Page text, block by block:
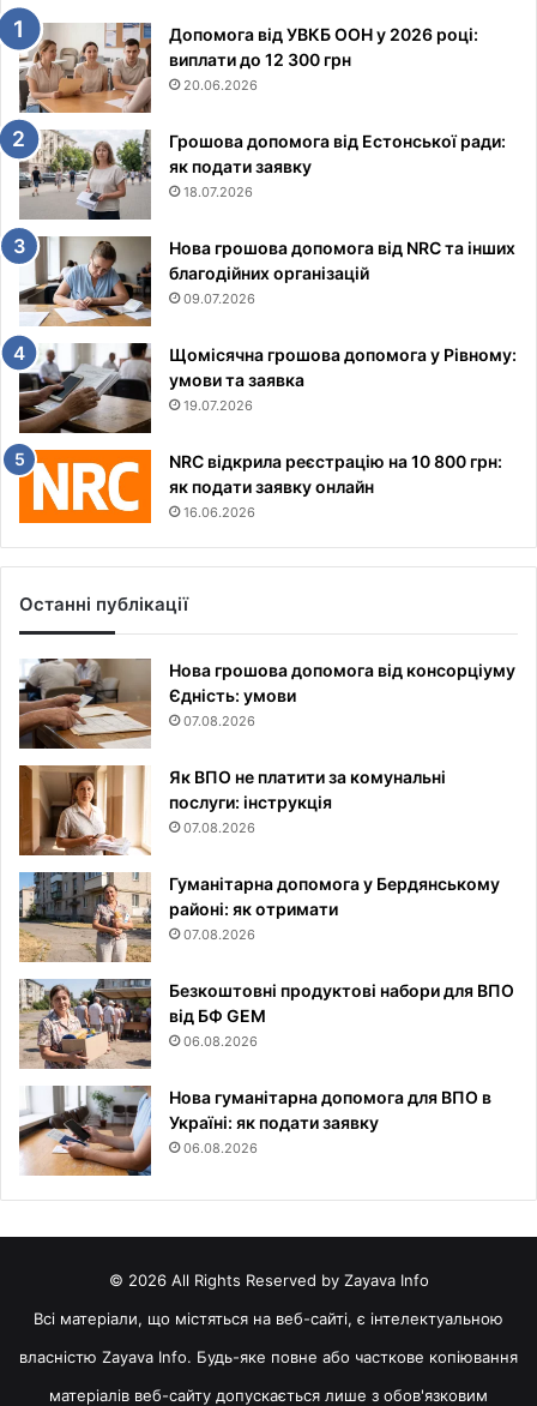
Допомога від УВКБ ООН у 2026 році:
виплати до 12 300 грн
20.06.2026
Грошова допомога від Естонської ради:
як подати заявку
18.07.2026
Нова грошова допомога від NRC та інших
благодійних організацій
09.07.2026
Щомісячна грошова допомога у Рівному:
умови та заявка
19.07.2026
NRC відкрила реєстрацію на 10 800 грн:
як подати заявку онлайн
16.06.2026
Останні публікації
Нова грошова допомога від консорціуму
Єдність: умови
07.08.2026
Як ВПО не платити за комунальні
послуги: інструкція
07.08.2026
Гуманітарна допомога у Бердянському
районі: як отримати
07.08.2026
Безкоштовні продуктові набори для ВПО
від БФ GEM
06.08.2026
Нова гуманітарна допомога для ВПО в
Україні: як подати заявку
06.08.2026
© 2026 All Rights Reserved by Zayava Info
Всі матеріали, що містяться на веб-сайті, є інтелектуальною
власністю Zayava Info. Будь-яке повне або часткове копіювання
матеріалів веб-сайту допускається лише з обов'язковим